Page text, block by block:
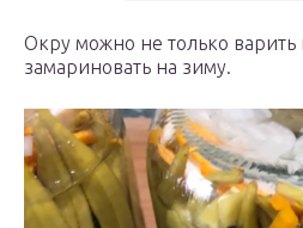
Окру можно не только варить
замариновать на зиму.